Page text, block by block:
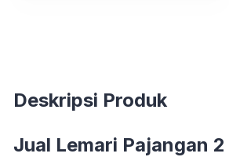
Deskripsi Produk
Jual Lemari Pajangan